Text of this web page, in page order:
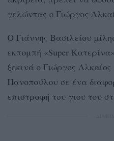
γελώντας ο Γιώργος
Ο Γιάννης Βασιλείου
εκπομπή «Super
ξεκινά ο Γιώργος
Πανοπούλου σε ένα
επιστροφή του γιου του